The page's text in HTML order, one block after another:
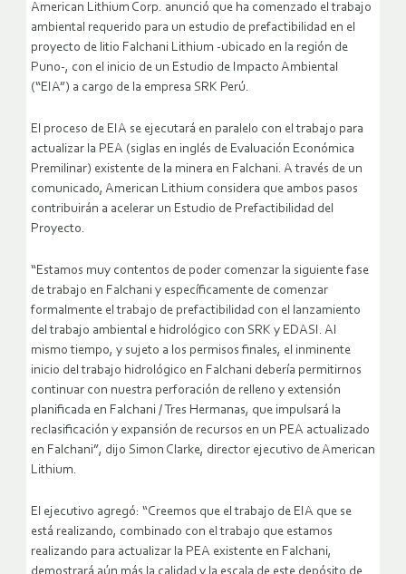
American Lithium Corp. anunció que ha comenzado el trabajo
ambiental requerido para un estudio de prefactibilidad en el
proyecto de litio Falchani Lithium -ubicado en la región de
Puno-, con el inicio de un Estudio de Impacto Ambiental
(“EIA”) a cargo de la empresa SRK Perú.
El proceso de EIA se ejecutará en paralelo con el trabajo para
actualizar la PEA (siglas en inglés de Evaluación Económica
Premilinar) existente de la minera en Falchani. A través de un
comunicado, American Lithium considera que ambos pasos
contribuirán a acelerar un Estudio de Prefactibilidad del
Proyecto.
“Estamos muy contentos de poder comenzar la siguiente fase
de trabajo en Falchani y específicamente de comenzar
formalmente el trabajo de prefactibilidad con el lanzamiento
del trabajo ambiental e hidrológico con SRK y EDASI. Al
mismo tiempo, y sujeto a los permisos finales, el inminente
inicio del trabajo hidrológico en Falchani debería permitirnos
continuar con nuestra perforación de relleno y extensión
planificada en Falchani / Tres Hermanas, que impulsará la
reclasificación y expansión de recursos en un PEA actualizado
en Falchani”, dijo Simon Clarke, director ejecutivo de American
Lithium.
El ejecutivo agregó: “Creemos que el trabajo de EIA que se
está realizando, combinado con el trabajo que estamos
realizando para actualizar la PEA existente en Falchani,